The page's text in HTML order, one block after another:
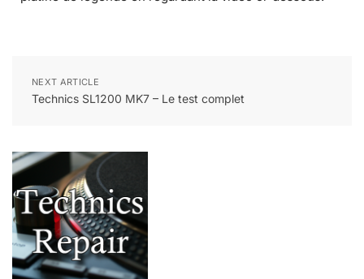
NEXT ARTICLE
Technics SL1200 MK7 – Le test complet